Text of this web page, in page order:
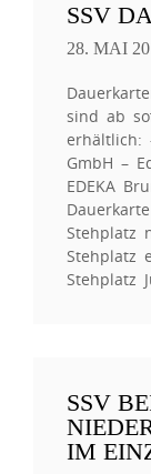
SSV
28. MAI
sind ab
erhältlich:
GmbH –
EDEKA
Stehplatz
Stehplatz
Stehplatz
SSV
IM